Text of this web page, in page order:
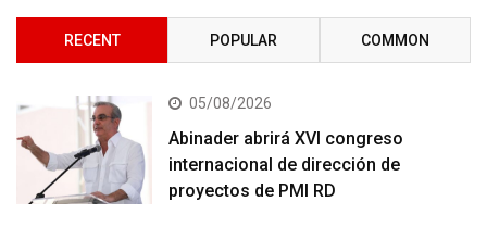
RECENT POPULAR COMMON
05/08/2026
Abinader abrirá XVI congreso
internacional de dirección de
proyectos de PMI RD